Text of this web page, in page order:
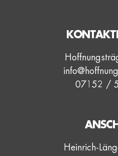
07152 /
Heinrich-